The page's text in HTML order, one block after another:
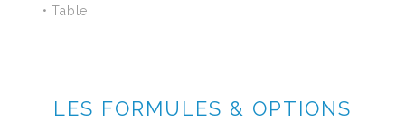
• Table
LES FORMULES & OPTIONS